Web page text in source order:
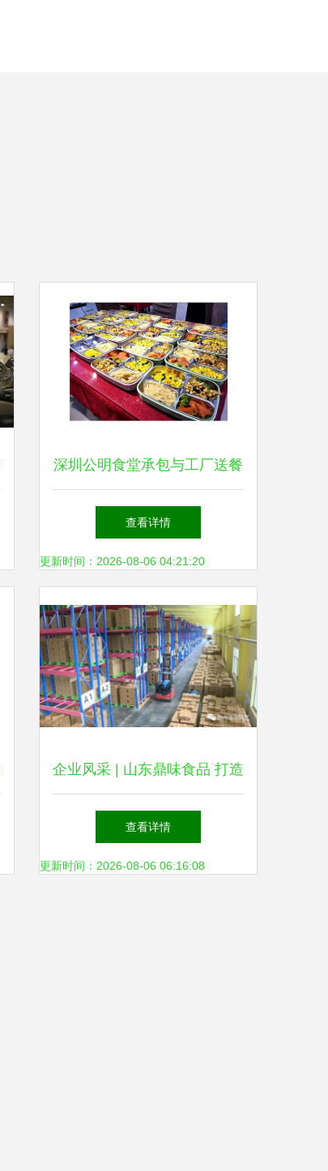
深圳公明食堂承包与工厂送餐
服务 专业餐饮服务的实践与
价值
查看详情
更新时间：2026-08-06 04:21:20
企业风采 | 山东鼎味食品 打造
全球酱料专业定制生产基地
引领餐饮服务新风尚
查看详情
更新时间：2026-08-06 06:16:08